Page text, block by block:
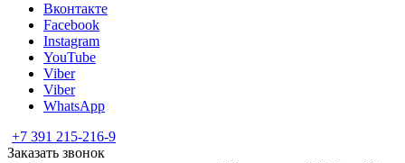
Вконтакте
Facebook
Instagram
YouTube
Viber
Viber
WhatsApp
+7 391 215-216-9
Заказать звонок